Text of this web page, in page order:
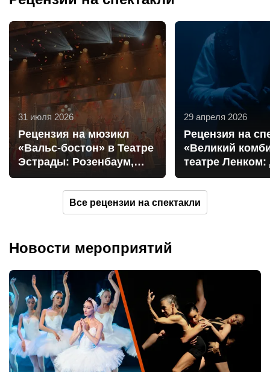
интересные постановки и планируйте вечера, наполненные
эмоциями, впечатлениями и настоящей театральной
атмосферой.
31 июля 2026
Рецензия на мюзикл
«Вальс-бостон» в Театре
Эстрады: Розенбаум,
острые козырьки и
29 апреля 2026
Рецензия на
«Великий
театре Ленком:
джаз и
Все рецензии на спектакли
Новости мероприятий